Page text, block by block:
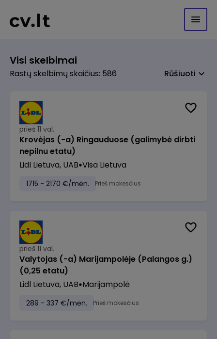
Visi skelbimai
Rastų skelbimų skaičius: 586 Rūšiuoti
prieš 11 val.
Krovėjas (-a) Ringauduose (galimybė dirbti
nepilnu etatu)
Lidl Lietuva, UAB Visa Lietuva
1715 - 2170 €/mėn. Prieš mokesčius
prieš 11 val.
Valytojas (-a) Marijampolėje (Palangos g.)
(0,25 etatu)
Lidl Lietuva, UAB Marijampolė
289 - 337 €/mėn. Prieš mokesčius